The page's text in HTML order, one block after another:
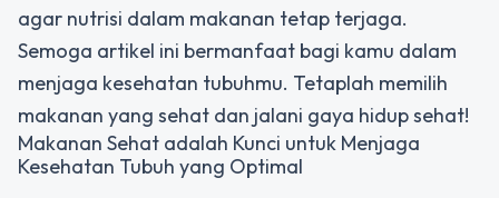
agar nutrisi dalam makanan tetap terjaga.
Semoga artikel ini bermanfaat bagi kamu dalam
menjaga kesehatan tubuhmu. Tetaplah memilih
makanan yang sehat dan jalani gaya hidup sehat!
Makanan Sehat adalah Kunci untuk Menjaga
Kesehatan Tubuh yang Optimal